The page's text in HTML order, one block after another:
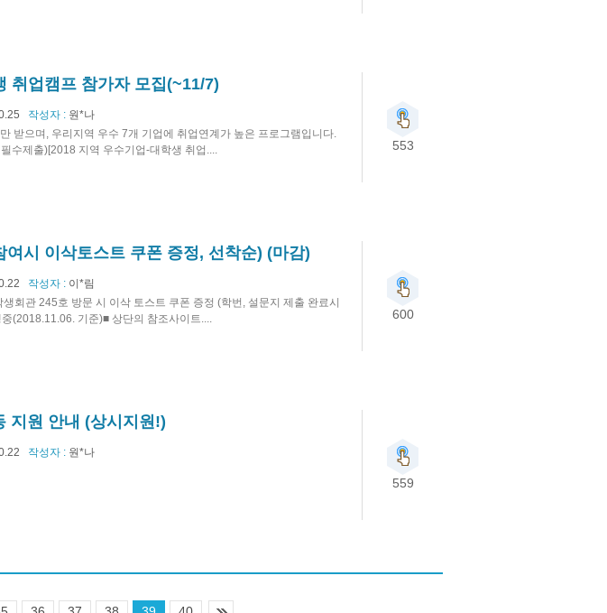
취업캠프 참가자 모집(~11/7)
작성자 : 원*나
받으며, 우리지역 우수 7개 기업에 취업연계가 높은 프로그램입니다.
수제출)[2018 지역 우수기업-대학생 취업....
553
시 이삭토스트 쿠폰 증정, 선착순) (마감)
작성자 : 이*림
회관 245호 방문 시 이삭 토스트 쿠폰 증정 (학번, 설문지 제출 완료시
(2018.11.06. 기준)■ 상단의 참조사이트....
600
지원 안내 (상시지원!)
작성자 : 원*나
559